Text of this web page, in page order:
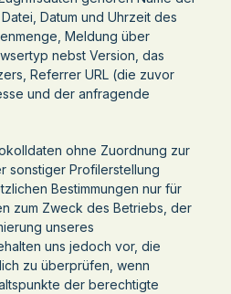
Datum und Uhrzeit des
Meldung über
nebst Version, das
Referrer URL (die zuvor
und der anfragende
ohne Zuordnung zur
sonstiger Profilerstellung
Bestimmungen nur für
zum Zweck des Betriebs, der
unseres
uns jedoch vor, die
zu überprüfen, wenn
der berechtigte